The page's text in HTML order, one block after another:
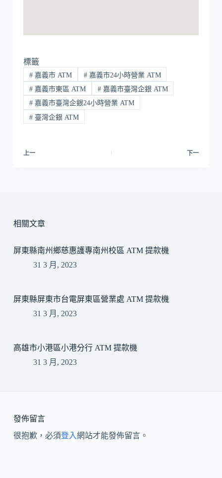
標籤
#嘉義市 ATM #嘉義市24小時營業 ATM
#嘉義市東區 ATM #嘉義市臺灣企銀 ATM
#嘉義市臺灣企銀24小時營業 ATM
#臺灣企銀 ATM
上一 下一
相關文章
屏東縣南州鄉慈惠護專南州校區 ATM 提款機
31 3 月, 2023
屏東縣屏東市台電屏東區營業處 ATM 提款機
31 3 月, 2023
高雄市小港區小港分行 ATM 提款機
31 3 月, 2023
發佈留言
很抱歉，必須登入網站才能發佈留言。